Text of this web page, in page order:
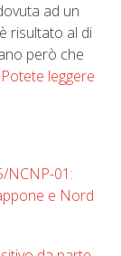
ad un
risultato al di
però che
Potete leggere
NCNP-01:
e Nord